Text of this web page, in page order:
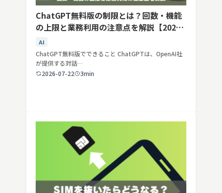
ChatGPT無料版の制限とは？回数・機能
の上限と業務利用の注意点を解説【2026
年最新】
AI
ChatGPT無料版でできること ChatGPTは、OpenAI社
が提供する対話…
2026-07-22
3min